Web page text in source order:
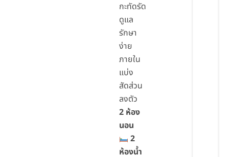
กะทัดรัด
ดูแล
รักษา
ง่าย
ภายใน
แบ่ง
สัดส่วน
ลงตัว
2 ห้อง
นอน
2
ห้องน้ำ